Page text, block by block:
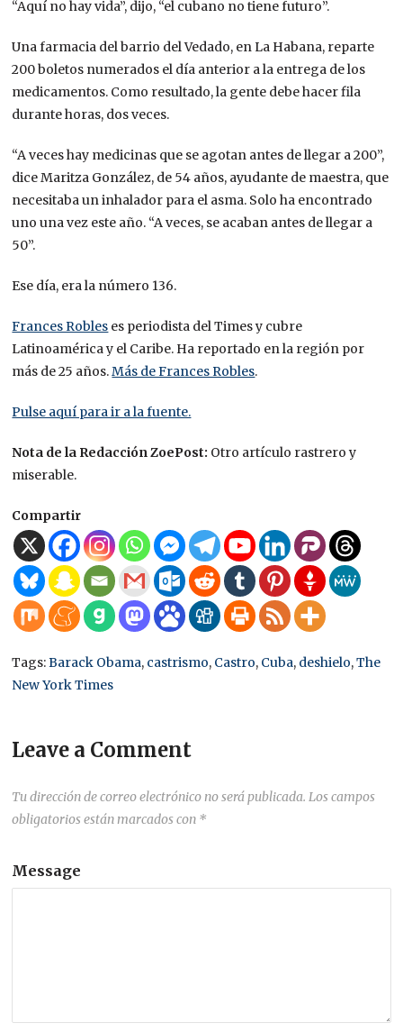
“Aquí no hay vida”, dijo, “el cubano no tiene futuro”.
Una farmacia del barrio del Vedado, en La Habana, reparte
200 boletos numerados el día anterior a la entrega de los
medicamentos. Como resultado, la gente debe hacer fila
durante horas, dos veces.
“A veces hay medicinas que se agotan antes de llegar a 200”,
dice Maritza González, de 54 años, ayudante de maestra, que
necesitaba un inhalador para el asma. Solo ha encontrado
uno una vez este año. “A veces, se acaban antes de llegar a
50”.
Ese día, era la número 136.
Frances Robles es periodista del Times y cubre
Latinoamérica y el Caribe. Ha reportado en la región por
más de 25 años.Más de Frances Robles.
Pulse aquí para ir a la fuente.
Nota de la Redacción ZoePost: Otro artículo rastrero y
miserable.
Compartir
Tags:Barack Obama, castrismo, Castro, Cuba, deshielo,The
New York Times
Leave a Comment
Tu dirección de correo electrónico no será publicada. Los campos
obligatorios están marcados con *
Message